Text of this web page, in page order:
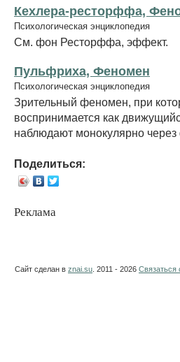
Кехлера-ресторффа,
Психологическая энциклопедия
См. фон Ресторффа, эффект.
Пульфриха, Феномен
Психологическая энциклопедия
Зрительный феномен, при
воспринимается как
наблюдают монокулярно
Поделиться:
Реклама
Сайт сделан в znai.su . 2011 - 2026 Связаться